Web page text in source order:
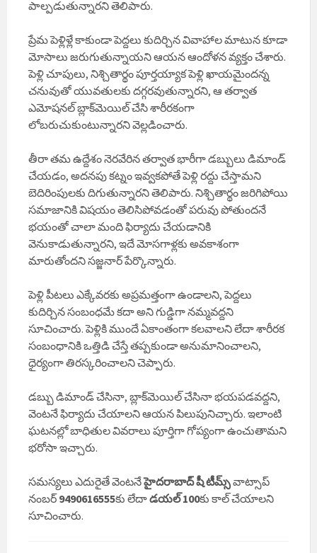
పాల్పడుతున్నారని తెలిపారు.
ప్రేమ పెళ్లిళ్లే కాకుండా పెద్దలు కుదిర్చిన వివాహాల మాటున కూడా
మోసాలు జరుగుతున్నాయని ఆయన ఆందోళన వ్యక్తం చేశారు.
పెళ్లి చూపులు, నిశ్చితార్థం పూర్తయ్యాక పెళ్లి ఖాయమైందన్న
చనువుతో యువతులకు దగ్గరవుతున్నారని, ఆ తర్వాత
ఎమోషనల్ బ్లాక్‌మెయిల్ చేసి శారీరకంగా
లోబరుచుకుంటున్నారని వెల్లడించారు.
తీరా తమ ఉద్దేశం నెరవేరిన తర్వాత భారీగా డబ్బులు డిమాండ్
చేయడం, అదనపు కట్నం ఇవ్వకపోతే పెళ్లి రద్దు చేస్తామని
బెదిరింపులకు దిగుతున్నారని తెలిపారు. నిశ్చితార్థం జరిగిపోయి
సమాజానికి విషయం తెలిసిపోవడంతో పరువు పోతుందనే
భయంతో చాలా మంది ఫిర్యాదు చేయడానికి
వెనుకాడుతున్నారని, ఇదే మోసగాళ్లకు అవకాశంగా
మారుతోందని సజ్జనార్ పేర్కొన్నారు.
పెళ్లి పీటలు ఎక్కేవరకు అప్రమత్తంగా ఉండాలని, పెద్దలు
కుదిర్చిన సంబంధమే కదా అని గుడ్డిగా నమ్మవద్దని
సూచించారు. పెళ్లికి ముందే ఏకాంతంగా కలవాలని లేదా శారీరక
సంబంధానికి ఒత్తిడి చేస్తే తప్పకుండా అనుమానించాలని,
ధైర్యంగా తిరస్కరించాలని చెప్పారు.
డబ్బు డిమాండ్ చేసినా, బ్లాక్‌మెయిల్ చేసినా భయపడవద్దని,
వెంటనే ఫిర్యాదు చేయాలని ఆయన పిలుపునిచ్చారు. ఇలాంటి
ఘటనల్లో బాధితుల వివరాలు పూర్తిగా గోప్యంగా ఉంచుతామని
భరోసా ఇచ్చారు.
సమస్యలు ఎదురైతే వెంటనేహైదరాబాద్ షీ టీమ్స్వాట్సాప్
నంబర్9490616555కు లేదాడయల్ 100కు కాల్ చేయాలని
సూచించారు.